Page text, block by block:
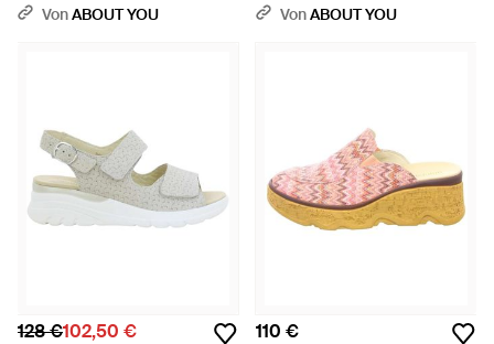
VonABOUT YOU
VonABOUT YOU
128 €102,50 € 110 €